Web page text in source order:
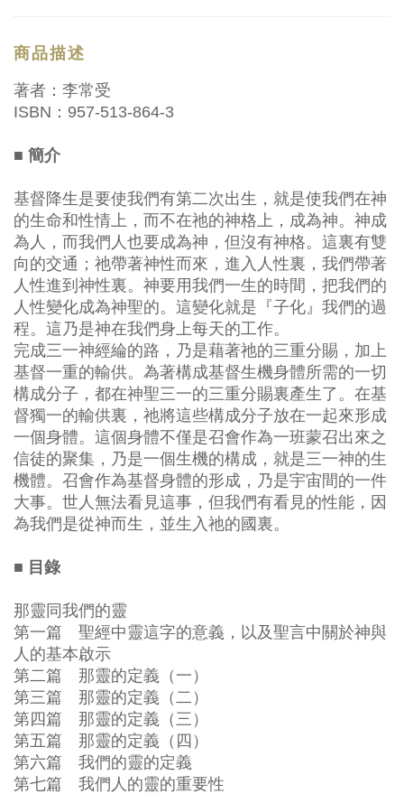
商品描述
著者：李常受
ISBN：957-513-864-3
■ 簡介
基督降生是要使我們有第二次出生，就是使我們在神
的生命和性情上，而不在祂的神格上，成為神。神成
為人，而我們人也要成為神，但沒有神格。這裏有雙
向的交通；祂帶著神性而來，進入人性裏，我們帶著
人性進到神性裏。神要用我們一生的時間，把我們的
人性變化成為神聖的。這變化就是『子化』我們的過
程。這乃是神在我們身上每天的工作。
完成三一神經綸的路，乃是藉著祂的三重分賜，加上
基督一重的輸供。為著構成基督生機身體所需的一切
構成分子，都在神聖三一的三重分賜裏產生了。在基
督獨一的輸供裏，祂將這些構成分子放在一起來形成
一個身體。這個身體不僅是召會作為一班蒙召出來之
信徒的聚集，乃是一個生機的構成，就是三一神的生
機體。召會作為基督身體的形成，乃是宇宙間的一件
大事。世人無法看見這事，但我們有看見的性能，因
為我們是從神而生，並生入祂的國裏。
■ 目錄
那靈同我們的靈
第一篇 聖經中靈這字的意義，以及聖言中關於神與
人的基本啟示
第二篇 那靈的定義（一）
第三篇 那靈的定義（二）
第四篇 那靈的定義（三）
第五篇 那靈的定義（四）
第六篇 我們的靈的定義
第七篇 我們人的靈的重要性